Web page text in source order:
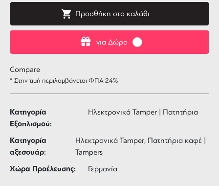
για Δώρο
Προσθήκη στο καλάθι
Compare
* Στην τιμή περιλαμβάνεται ΦΠΑ 24%
Κατηγορία
Εξοπλισμού:
Ηλεκτρονικά Tamper | Πατητήρια
Κατηγορία
αξεσουάρ:
Ηλεκτρονικά Tamper, Πατητήρια καφέ |
Tampers
Χώρα Προέλευσης: Γερμανία